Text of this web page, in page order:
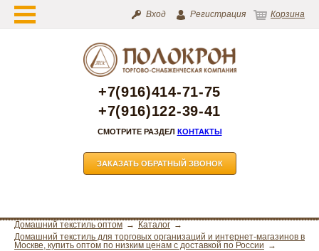
Вход Регистрация Корзина
+7(916)414-71-75
+7(916)122-39-41
СМОТРИТЕ РАЗДЕЛ КОНТАКТЫ
ЗАКАЗАТЬ ОБРАТНЫЙ ЗВОНОК
Домашний текстиль оптом
Каталог
Домашний текстиль для торговых организаций и интернет-магазинов в
Москве, купить оптом по низким ценам с доставкой по России